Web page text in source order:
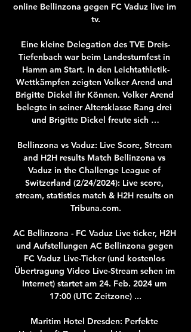
online Bellinzona gegen FC Vaduz live im
tv.
Eine kleine Delegation des TVE Dreis-
Tiefenbach war beim Landesturnfest in
Hamm am Start. In den Leichtathletik-
Wettkämpfen zeigten Volker Arend und
Brigitte Dickel ihr Können. Volker Arend
belegte in seiner Altersklasse Rang drei
und Brigitte Dickel freute sich …
Bellinzona vs Vaduz: Live Score, Stream
and H2H results Match Bellinzona vs
Vaduz in the Challenge League of
Switzerland (2/24/2024): Live score,
stream, statistics match & H2H results on
Tribuna.com.
AC Bellinzona - FC Vaduz Live ticker, H2H
und Aufstellungen AC Bellinzona gegen
FC Vaduz Live-Ticker (und kostenlos
Übertragung Video Live-Stream sehen im
Internet) startet am 24. Feb. 2024 um
17:00 (UTC Zeitzone) ...
Maritim Hotel Dresden: Perfekte